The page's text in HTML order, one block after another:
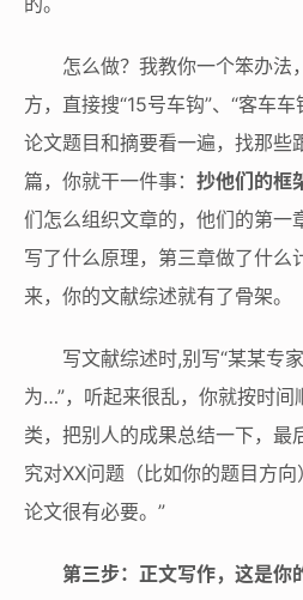
怎么做？我教你一个笨办法
方，直接搜“15号车钩”、“客车
论文题目和摘要看一遍，找那些
篇，你就干一件事： 抄他们的框
们怎么组织文章的，他们的第一
写了什么原理，第三章做了什么
来，你的文献综述就有了骨架。
写文献综述时,别写“某某专
为…”，听起来很乱，你就按时
类，把别人的成果总结一下，最
究对XX问题（比如你的题目方
论文很有必要。”
第三步：正文写作，这是你